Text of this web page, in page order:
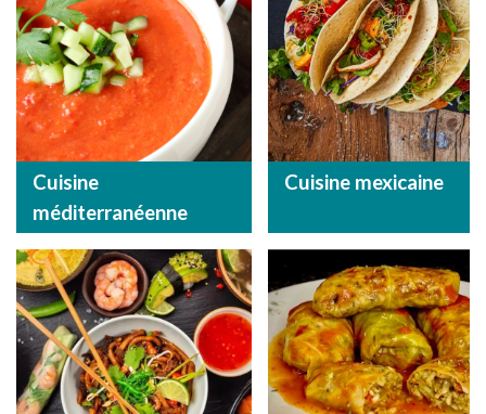
Cuisine
méditerranéenne
Cuisine mexicaine